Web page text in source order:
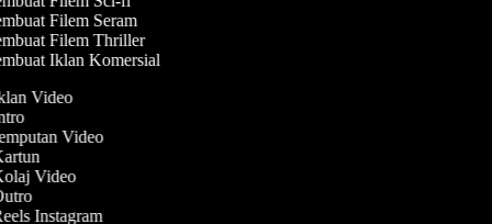
Filem Seram
Filem Thriller
Iklan Komersial
Video
Video
Video
Instagram